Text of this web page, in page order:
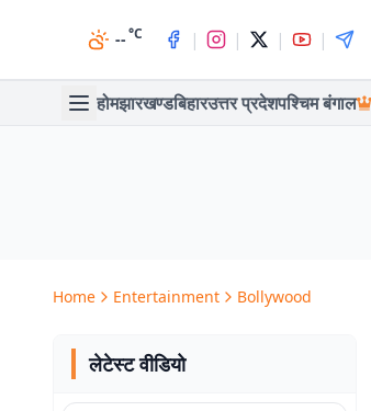
--°C | | | |
होमझारखण्डबिहारउत्तर प्रदेशपश्चिम बंगाल
Home Entertainment Bollywood
लेटेस्ट वीडियो